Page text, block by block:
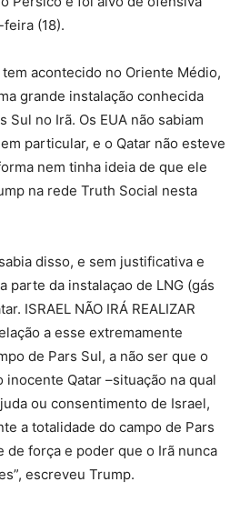
(18).
acontecido no Oriente Médio,
grande instalação conhecida
Sul no Irã. Os EUA não sabiam
particular, e o Qatar não esteve
nem tinha ideia de que ele
na rede Truth Social nesta
disso, e sem justificativa e
parte da instalaçao de LNG (gás
ISRAEL NÃO IRÁ REALIZAR
a esse extremamente
de Pars Sul, a não ser que o
inocente Qatar –situação na qual
ou consentimento de Israel,
a totalidade do campo de Pars
de força e poder que o Irã nunca
escreveu Trump.